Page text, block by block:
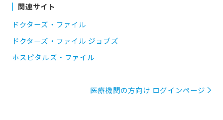
関連サイト
ドクターズ・ファイル
ドクターズ・ファイル ジョブズ
ホスピタルズ・ファイル
医療機関の方向け ログインページ